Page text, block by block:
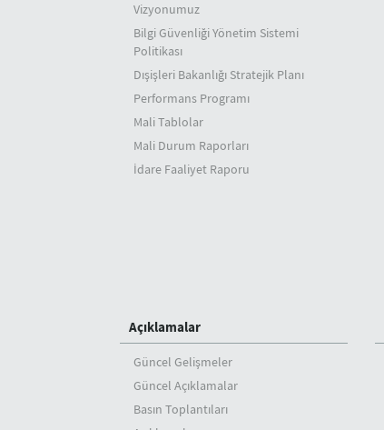
Vizyonumuz
Bilgi Güvenliği Yönetim Sistemi
Politikası
Dışişleri Bakanlığı Stratejik Planı
Performans Programı
Mali Tablolar
Mali Durum Raporları
İdare Faaliyet Raporu
Açıklamalar
Güncel Gelişmeler
Güncel Açıklamalar
Basın Toplantıları